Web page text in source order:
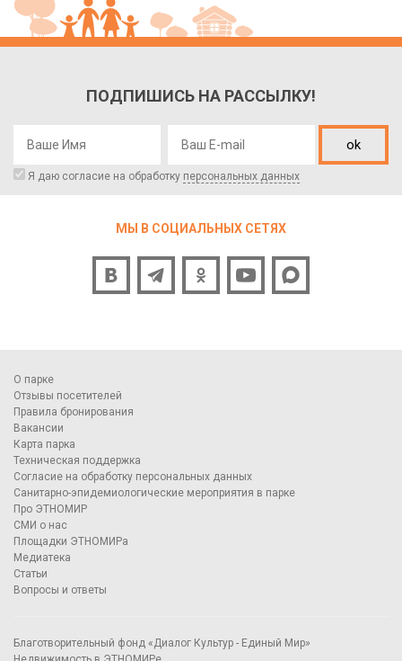
ПОДПИШИСЬ НА РАССЫЛКУ!
ok
Я даю согласие на обработку персональных данных
МЫ В СОЦИАЛЬНЫХ СЕТЯХ
О парке
Отзывы посетителей
Правила бронирования
Вакансии
Карта парка
Техническая поддержка
Согласие на обработку персональных данных
Санитарно-эпидемиологические мероприятия в парке
Про ЭТНОМИР
СМИ о нас
Площадки ЭТНОМИРа
Медиатека
Статьи
Вопросы и ответы
Благотворительный фонд «Диалог Культур - Единый Мир»